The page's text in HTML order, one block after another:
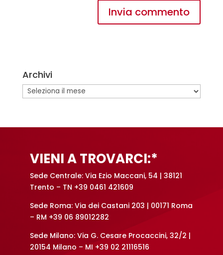
r
n
a
Archivi
Archivi
VIENI A TROVARCI:*
Sede Centrale: Via Ezio Maccani, 54 | 38121
Trento – TN +39 0461 421609
Sede Roma: Via dei Castani 203 | 00171 Roma
– RM +39 06 89012282
Sede Milano: Via G. Cesare Procaccini, 32/2 |
20154 Milano – MI +39 02 21116516